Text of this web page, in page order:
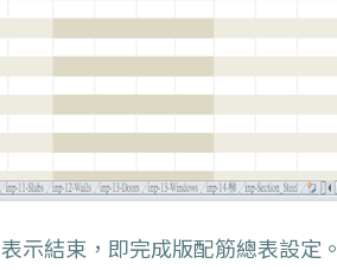
表示結束，即完成版配筋總表設定。